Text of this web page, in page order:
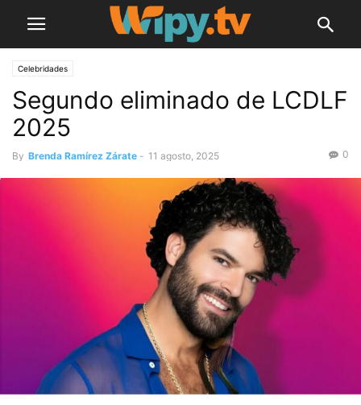
Celebridades
Segundo eliminado de LCDLF
2025
By Brenda Ramírez Zárate - 11 agosto, 2025 0